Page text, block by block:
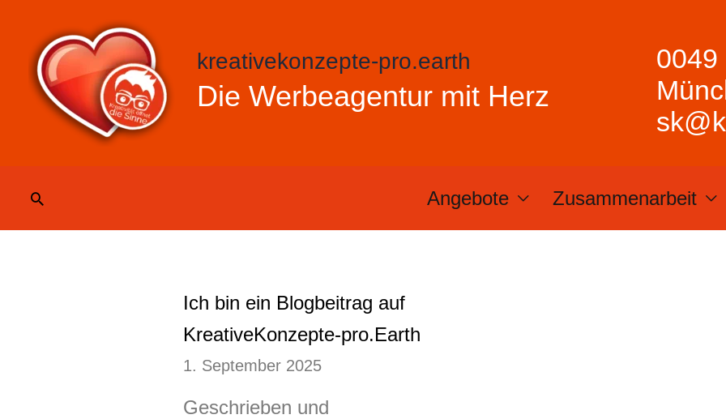
Inhalt
springen
kreativekonzepte-pro.earth
Die Werbeagentur mit Herz
0049
Suchen Angebote Zusammenarbeit
Ich bin ein Blogbeitrag auf
KreativeKonzepte-pro.Earth
1. September 2025
Geschrieben und